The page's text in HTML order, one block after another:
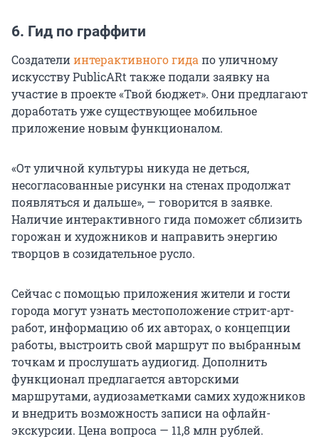
6. Гид по граффити
Создателиинтерактивного гида по уличному
искусству PublicARt также подали заявку на
участие в проекте «Твой бюджет». Они предлагают
доработать уже существующее мобильное
приложение новым функционалом.
«От уличной культуры никуда не деться,
несогласованные рисунки на стенах продолжат
появляться и дальше», — говорится в заявке.
Наличие интерактивного гида поможет сблизить
горожан и художников и направить энергию
творцов в созидательное русло.
Сейчас с помощью приложения жители и гости
города могут узнать местоположение стрит-арт-
работ, информацию об их авторах, о концепции
работы, выстроить свой маршрут по выбранным
точкам и прослушать аудиогид. Дополнить
функционал предлагается авторскими
маршрутами, аудиозаметками самих художников
и внедрить возможность записи на офлайн-
экскурсии. Цена вопроса — 11,8 млн рублей.